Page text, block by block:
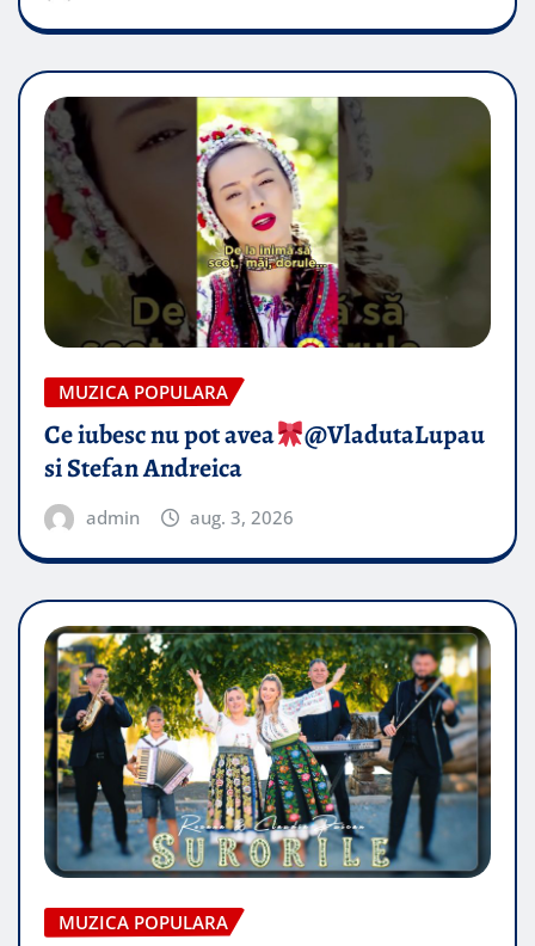
MUZICA POPULARA
Ce iubesc nu pot avea
​@VladutaLupau
si Stefan Andreica
admin aug. 3, 2026
MUZICA POPULARA